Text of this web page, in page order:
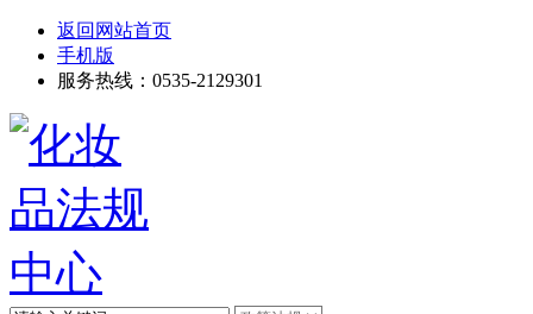
返回网站首页
手机版
服务热线：0535-2129301